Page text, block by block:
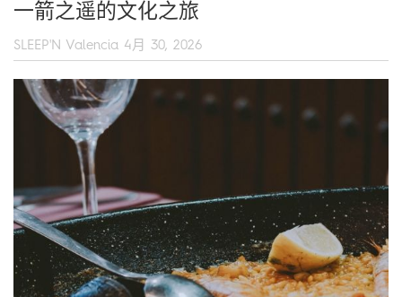
一箭之遥的文化之旅
SLEEP'N Valencia 4月 30, 2026